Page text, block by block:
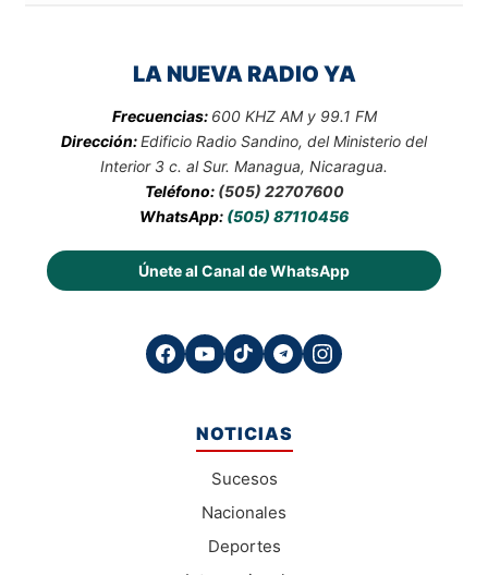
LA NUEVA RADIO YA
Frecuencias: 600 KHZ AM y 99.1 FM
Dirección:Edificio Radio Sandino, del Ministerio del
Interior 3 c. al Sur. Managua, Nicaragua.
Teléfono: (505) 22707600
WhatsApp: (505) 87110456
Únete al Canal de WhatsApp
NOTICIAS
Sucesos
Nacionales
Deportes